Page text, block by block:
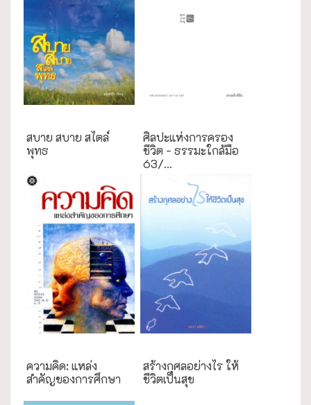
สบาย สบาย สไตล์
พุทธ
ศิลปะแห่งการครอง
ชีวิต - ธรรมะใกล้มือ
63/...
ความคิด: แหล่ง
สำคัญของการศึกษา
สร้างกุศลอย่างไร ให้
ชีวิตเป็นสุข